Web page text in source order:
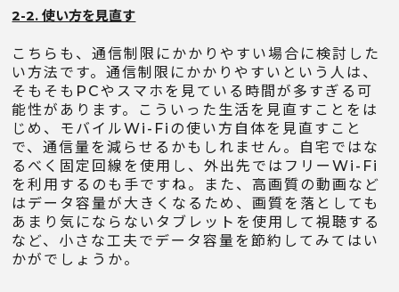
2-2. 使い方を見直す
こちらも、通信制限にかかりやすい場合に検討した
い方法です。通信制限にかかりやすいという人は、
そもそもPCやスマホを見ている時間が多すぎる可
能性があります。こういった生活を見直すことをは
じめ、モバイルWi-Fiの使い方自体を見直すこと
で、通信量を減らせるかもしれません。自宅ではな
るべく固定回線を使用し、外出先ではフリーWi-Fi
を利用するのも手ですね。また、高画質の動画など
はデータ容量が大きくなるため、画質を落としても
あまり気にならないタブレットを使用して視聴する
など、小さな工夫でデータ容量を節約してみてはい
かがでしょうか。